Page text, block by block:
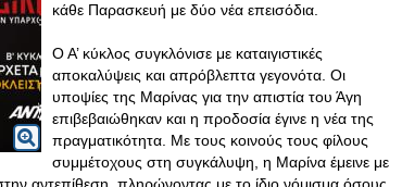
κάθε Παρασκευή με δύο νέα επεισόδια.
Ο Α’ κύκλος συγκλόνισε με καταιγιστικές
αποκαλύψεις και απρόβλεπτα γεγονότα. Οι
υποψίες της Μαρίνας για την απιστία του Άγη
επιβεβαιώθηκαν και η προδοσία έγινε η νέα της
πραγματικότητα. Με τους κοινούς τους φίλους
συμμέτοχους στη συγκάλυψη, η Μαρίνα έμεινε με